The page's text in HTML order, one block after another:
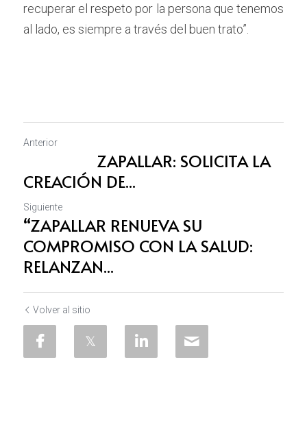
recuperar el respeto por la persona que tenemos
al lado, es siempre a través del buen trato”.
Anterior
ZAPALLAR: SOLICITA LA
CREACIÓN DE...
Siguiente
“ZAPALLAR RENUEVA SU
COMPROMISO CON LA SALUD:
RELANZAN...
Volver al sitio